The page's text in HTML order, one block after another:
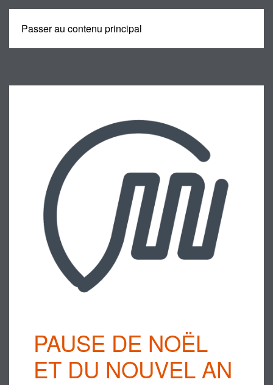
Passer au contenu principal
PAUSE DE NOËL
ET DU NOUVEL AN